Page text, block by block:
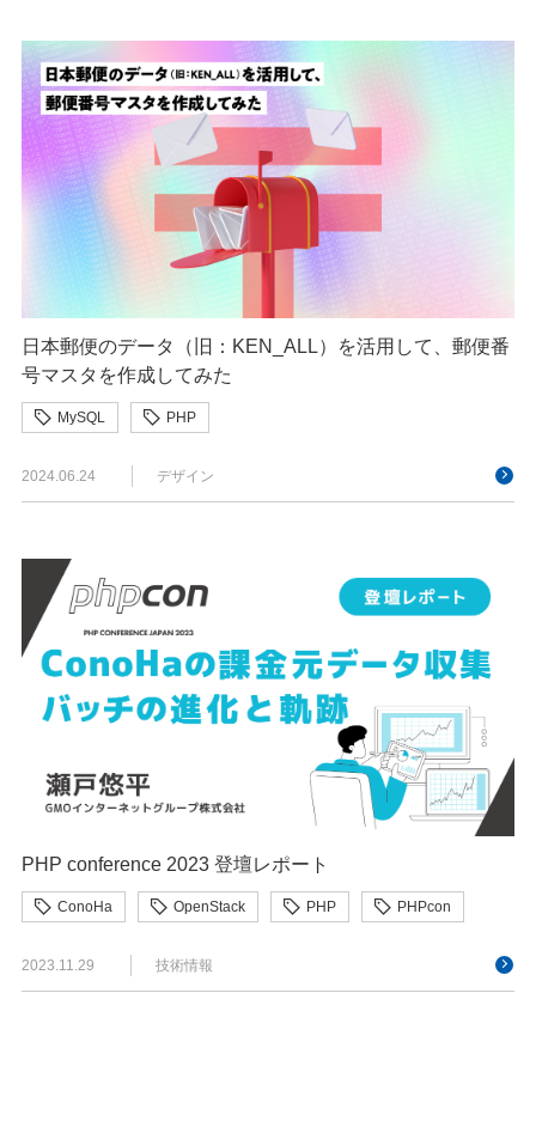
日本郵便のデータ（旧：KEN_ALL）を活用して、郵便番
号マスタを作成してみた
MySQL PHP
2024.06.24 デザイン
PHP conference 2023 登壇レポート
ConoHa OpenStack PHP PHPcon
2023.11.29 技術情報